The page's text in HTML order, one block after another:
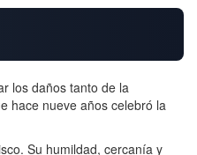
los daños tanto de la
hace nueve años celebró la
Su humildad, cercanía y